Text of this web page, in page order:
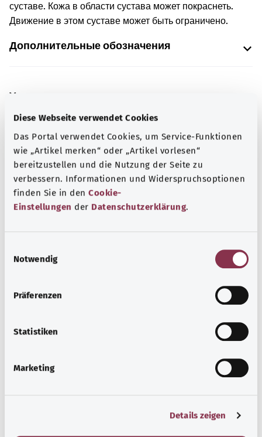
Diese Webseite verwendet Cookies
Das Portal verwendet Cookies, um Service-Funktionen
wie „Artikel merken“ oder „Artikel vorlesen“
bereitzustellen und die Nutzung der Seite zu
verbessern. Informationen und Widerspruchsoptionen
finden Sie in den Cookie-
Einstellungen der Datenschutzerklärung.
Notwendig
Präferenzen
Statistiken
Marketing
Details zeigen
суставе. Кожа в области сустава может покраснеть.
Движение в этом суставе может быть ограничено.
Дополнительные обозначения
Указание
Источник
Предоставлено некоммерческой организацией Was
hab’ ich? GmbH по поручению Bundesministerium für
Gesundheit (BMG, Федеральное министерство
здравоохранения).
Для хорошей осведомленности